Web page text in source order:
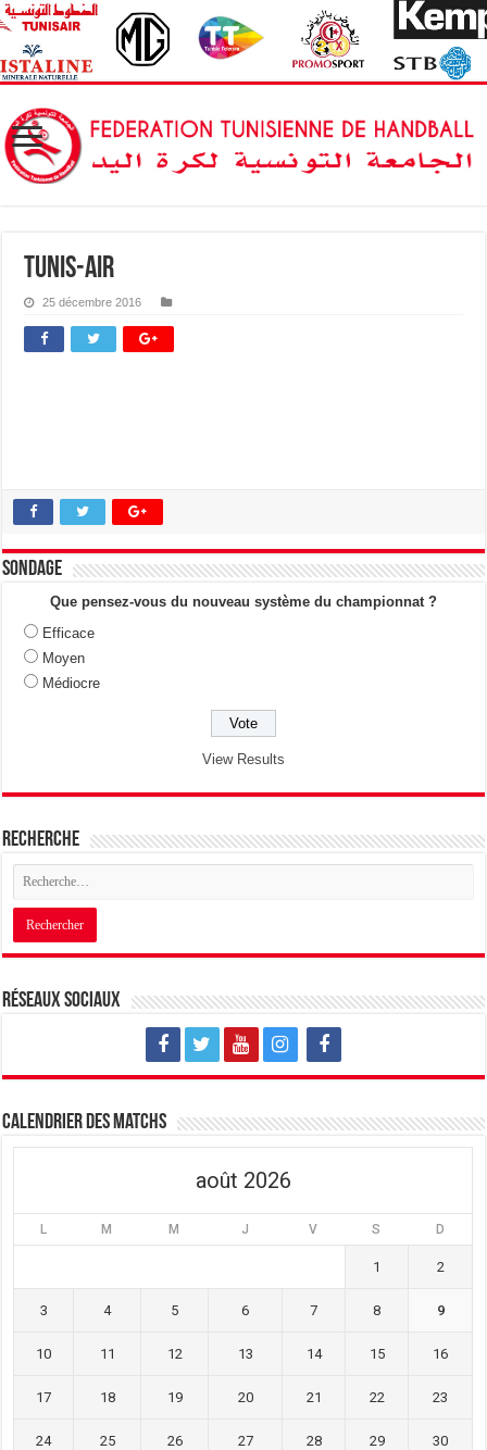
tunis-air
25 décembre 2016
Sondage
Que pensez-vous du nouveau système du championnat ?
Efficace
Moyen
Médiocre
View Results
Recherche
Réseaux sociaux
Calendrier des matchs
août 2026
L M M J V S D
1 2
3 4 5 6 7 8 9
10 11 12 13 14 15 16
17 18 19 20 21 22 23
24 25 26 27 28 29 30